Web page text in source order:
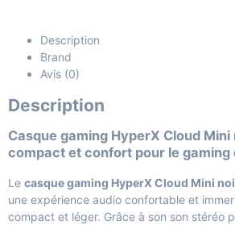
Description
Brand
Avis (0)
Description
Casque gaming HyperX Cloud
compact et confort pour le gaming
Le casque gaming HyperX Cloud Mini
une expérience audio confortable et
compact et léger. Grâce à son son stéréo